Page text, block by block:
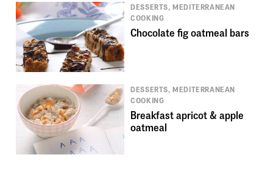
DESSERTS, MEDITERRANEAN
COOKING
Chocolate fig oatmeal bars
DESSERTS, MEDITERRANEAN
COOKING
Breakfast apricot & apple
oatmeal